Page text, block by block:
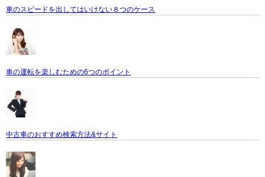
車のスピードを出してはいけない８つのケース
車の運転を楽しむための6つのポイント
中古車のおすすめ検索方法&サイト